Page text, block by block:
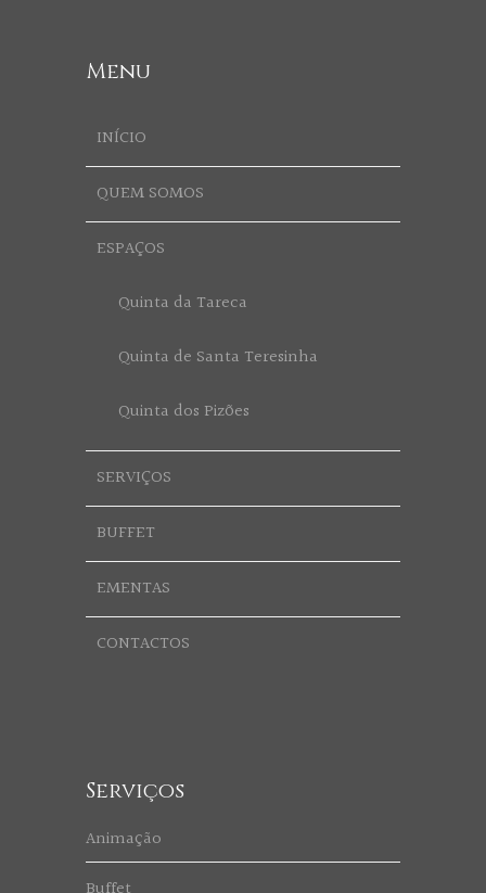
Menu
INÍCIO
QUEM SOMOS
ESPAÇOS
Quinta da Tareca
Quinta de Santa Teresinha
Quinta dos Pizões
SERVIÇOS
BUFFET
EMENTAS
CONTACTOS
Serviços
Animação